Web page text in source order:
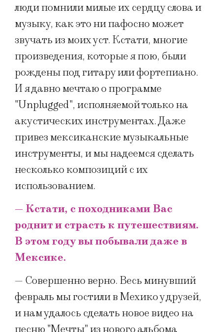
люди помнили милые их сердцу слова и
музыку, как это ни пафосно может
звучать из моих уст. Кстати, многие
произведения, которые я пою, были
рождены под гитару или фортепиано.
И я давно мечтаю о программе
"Unplugged", исполняемой только на
акустических инструментах. Даже
привез мексиканские музыкальные
инструменты, и мы надеемся сделать
несколько композиций с их
использованием.
— Кстати, с походниками Вас
роднит и страсть к путешествиям.
В этом году вы побывали даже в
Мексике.
— Совершенно верно. Весь минувший
февраль мы гостили в Мехико у друзей,
и нам удалось сделать новое видео на